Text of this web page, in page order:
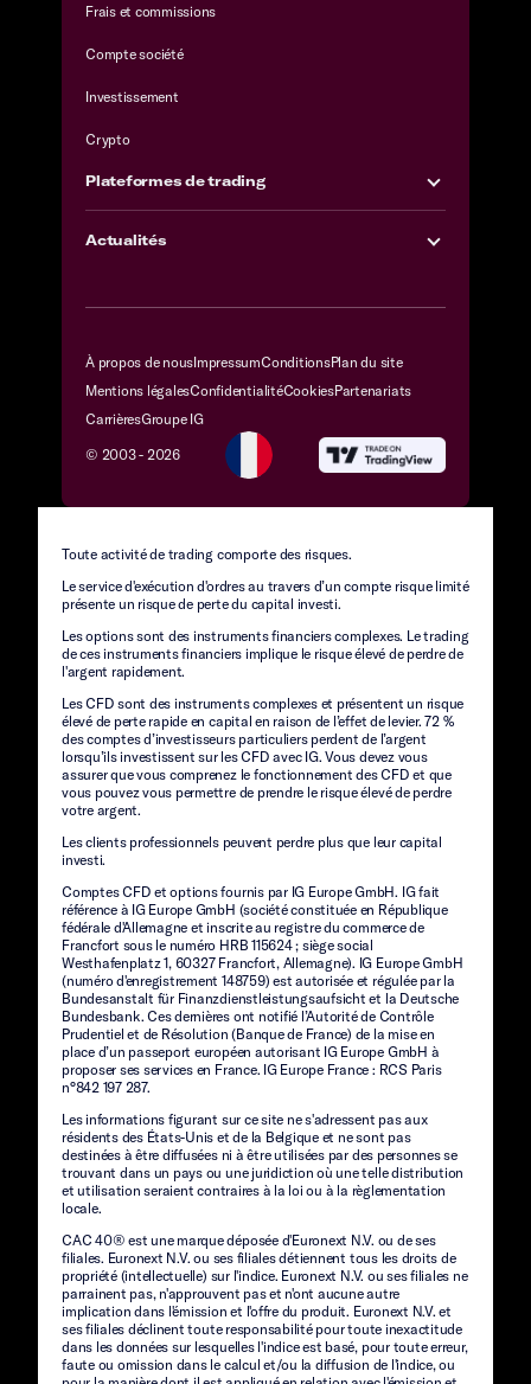
Frais et commissions
Compte société
Investissement
Crypto
Plateformes de trading
Actualités
À propos de nousImpressumConditionsPlan du site
Mentions légalesConfidentialitéCookiesPartenariats
CarrièresGroupe IG
© 2003 - 2026
Toute activité de trading comporte des risques.
Le service d'exécution d'ordres au travers d’un compte risque limité
présente un risque de perte du capital investi.
Les options sont des instruments financiers complexes. Le trading
de ces instruments financiers implique le risque élevé de perdre de
l'argent rapidement.
Les CFD sont des instruments complexes et présentent un risque
élevé de perte rapide en capital en raison de l’effet de levier. 72 %
des comptes d’investisseurs particuliers perdent de l’argent
lorsqu’ils investissent sur les CFD avec IG. Vous devez vous
assurer que vous comprenez le fonctionnement des CFD et que
vous pouvez vous permettre de prendre le risque élevé de perdre
votre argent.
Les clients professionnels peuvent perdre plus que leur capital
investi.
Comptes CFD et options fournis par IG Europe GmbH. IG fait
référence à IG Europe GmbH (société constituée en République
fédérale d'Allemagne et inscrite au registre du commerce de
Francfort sous le numéro HRB 115624 ; siège social
Westhafenplatz 1, 60327 Francfort, Allemagne). IG Europe GmbH
(numéro d'enregistrement 148759) est autorisée et régulée par la
Bundesanstalt für Finanzdienstleistungsaufsicht et la Deutsche
Bundesbank. Ces dernières ont notifié l’Autorité de Contrôle
Prudentiel et de Résolution (Banque de France) de la mise en
place d’un passeport européen autorisant IG Europe GmbH à
proposer ses services en France. IG Europe France : RCS Paris
n°842 197 287.
Les informations figurant sur ce site ne s'adressent pas aux
résidents des États-Unis et de la Belgique et ne sont pas
destinées à être diffusées ni à être utilisées par des personnes se
trouvant dans un pays ou une juridiction où une telle distribution
et utilisation seraient contraires à la loi ou à la règlementation
locale.
CAC 40® est une marque déposée d'Euronext N.V. ou de ses
filiales. Euronext N.V. ou ses filiales détiennent tous les droits de
propriété (intellectuelle) sur l'indice. Euronext N.V. ou ses filiales ne
parrainent pas, n'approuvent pas et n'ont aucune autre
implication dans l'émission et l'offre du produit. Euronext N.V. et
ses filiales déclinent toute responsabilité pour toute inexactitude
dans les données sur lesquelles l'indice est basé, pour toute erreur,
faute ou omission dans le calcul et/ou la diffusion de l'indice, ou